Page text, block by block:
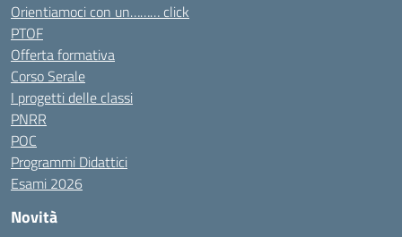
Orientiamoci con un……… click
PTOF
Offerta formativa
Corso Serale
I progetti delle classi
PNRR
POC
Programmi Didattici
Esami 2026
Novità